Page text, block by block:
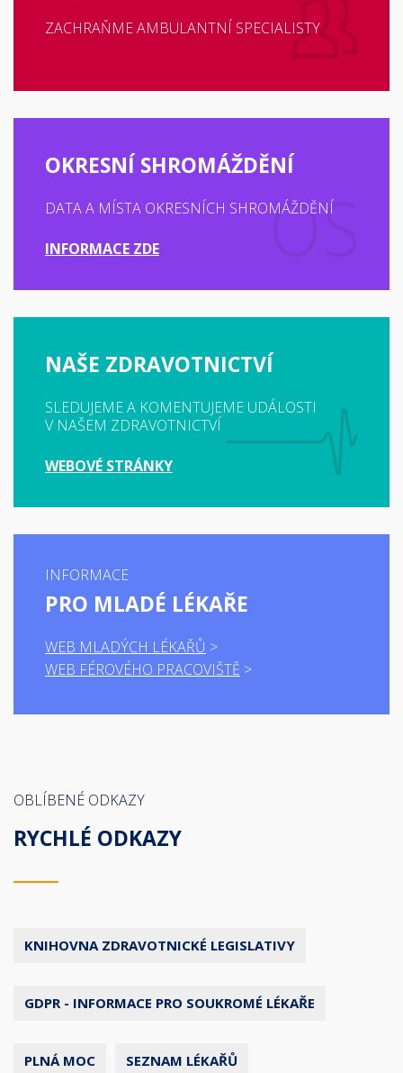
ZACHRAŇME AMBULANTNÍ SPECIALISTY
OKRESNÍ SHROMÁŽDĚNÍ
DATA A MÍSTA OKRESNÍCH SHROMÁŽDĚNÍ
INFORMACE ZDE
NAŠE ZDRAVOTNICTVÍ
SLEDUJEME A KOMENTUJEME UDÁLOSTI
V NAŠEM ZDRAVOTNICTVÍ
WEBOVÉ STRÁNKY
INFORMACE
PRO MLADÉ LÉKAŘE
WEB MLADÝCH LÉKAŘŮ
WEB FÉROVÉHO PRACOVIŠTĚ
OBLÍBENÉ ODKAZY
RYCHLÉ ODKAZY
KNIHOVNA ZDRAVOTNICKÉ LEGISLATIVY
GDPR - INFORMACE PRO SOUKROMÉ LÉKAŘE
PLNÁ MOC SEZNAM LÉKAŘŮ